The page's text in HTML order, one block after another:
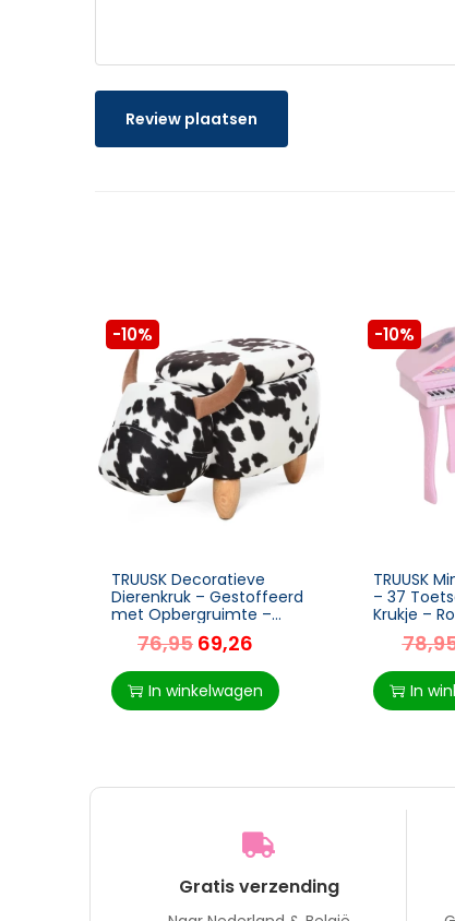
Review plaatsen
-10%
TRUUSK Decoratieve
Dierenkruk – Gestoffeerd
met Opbergruimte –
Piggy Voetenbank –
Zwart en Wit – 62 x 35 x
36 cm
76,95 69,26
In winkelwagen
-10%
TRUUSK
– 37
Krukje –
MP3 en
Kinderen
In
Gratis verzending